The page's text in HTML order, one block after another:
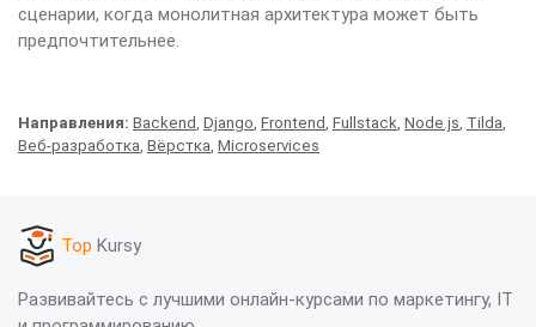
сценарии, когда монолитная архитектура может быть
предпочтительнее.
Направления: Backend Django Frontend Fullstack Node.js Tilda
Веб-разработка Вёрстка Microservices
Top Kursy
Развивайтесь с лучшими онлайн-курсами по маркетингу, IT